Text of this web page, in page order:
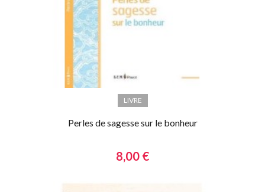
LIVRE
Perles de sagesse sur le bonheur
8,00 €